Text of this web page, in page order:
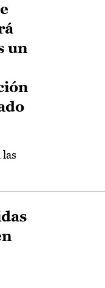
un
las